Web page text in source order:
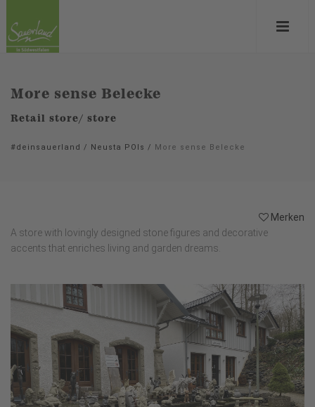
More sense Belecke
Retail store/ store
#deinsauerland / Neusta POIs / More sense Belecke
Merken
A store with lovingly designed stone figures and decorative
accents that enriches living and garden dreams.